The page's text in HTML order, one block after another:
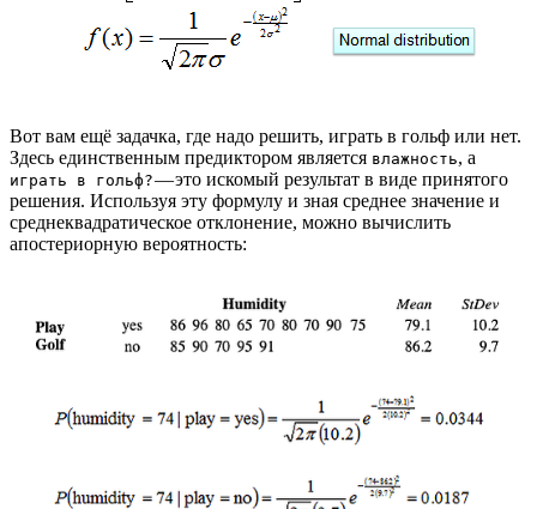
Вот вам ещё задачка, где надо решить, играть в гольф или нет.
Здесь единственным предиктором является влажность, а
играть в гольф?— это искомый результат в виде принятого
решения. Используя эту формулу и зная среднее значение и
среднеквадратическое отклонение, можно вычислить
апостериорную вероятность: